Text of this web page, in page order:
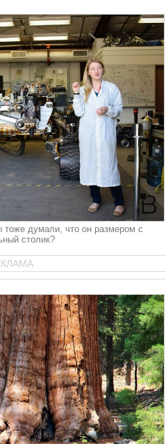
думали, что он размером с
столик?